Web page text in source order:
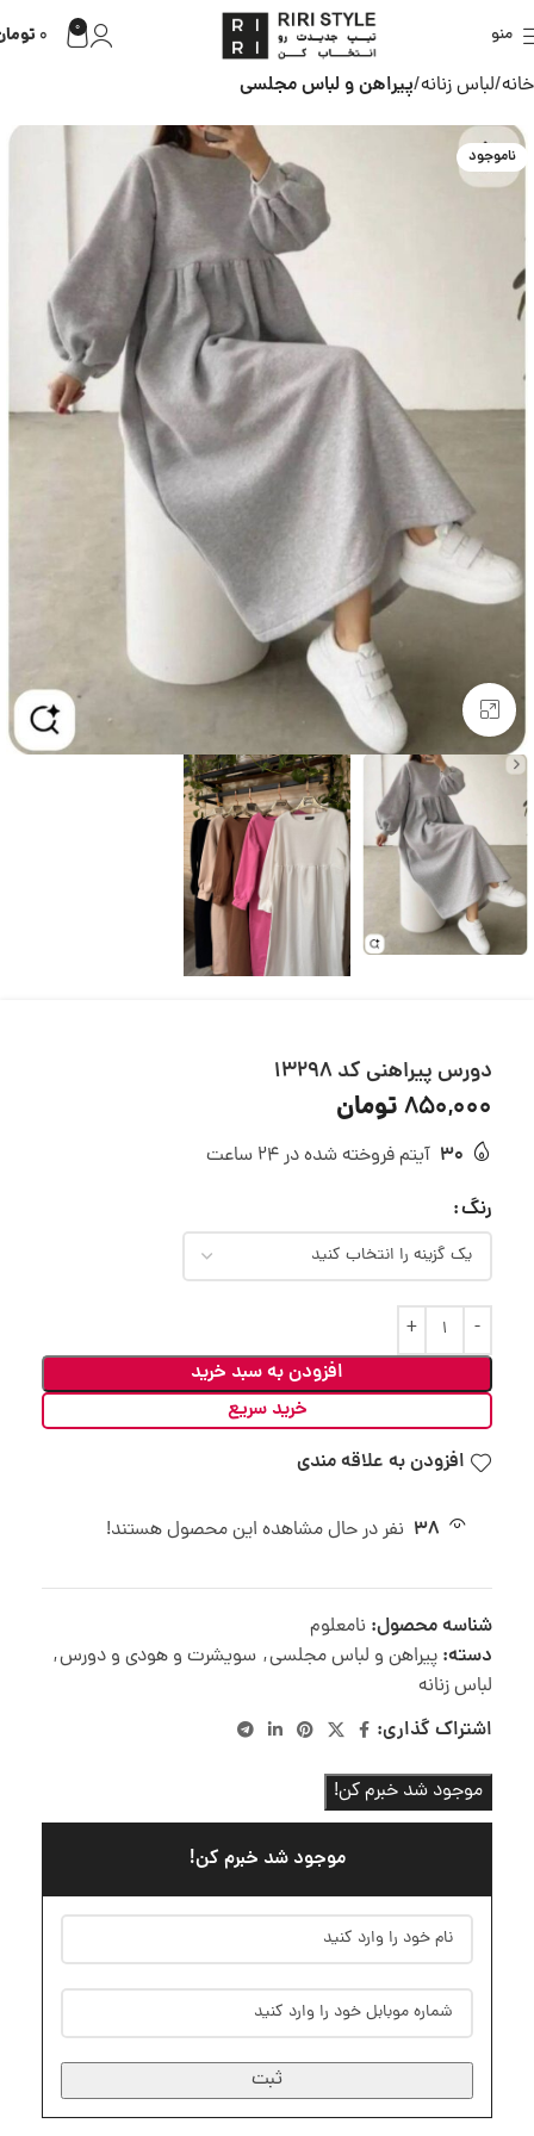
منو 0
0
خانه لباس زنانه پیراهن و لباس مجلسی
ناموجود
بزرگنمایی تصویر
دورس پیراهنی کد 13298
850,000تومان
30 آیتم فروخته شده در 24 ساعت
رنگ
افزودن به سبد خرید
خرید سریع
افزودن به علاقه مندی
38 نفر در حال مشاهده این محصول هستند!
شناسه محصول: نامعلوم
دسته: پیراهن و لباس مجلسی, سویشرت و هودی و دورس,
لباس زنانه
اشتراک گذاری:
موجود شد خبرم کن!
موجود شد خبرم کن!
ثبت